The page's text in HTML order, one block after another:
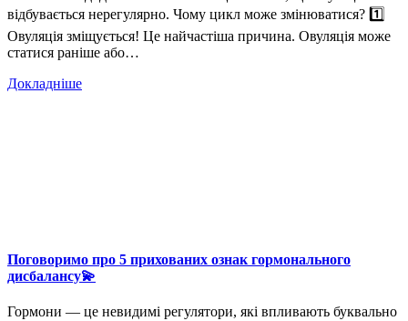
відбувається нерегулярно. Чому цикл може змінюватися? 1️⃣
Овуляція зміщується! Це найчастіша причина. Овуляція може
статися раніше або…
Докладніше
Поговоримо про 5 прихованих ознак гормонального
дисбалансу💫
Гормони — це невидимі регулятори, які впливають буквально